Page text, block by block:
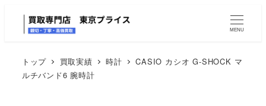
MENU
トップ 買取実績 時計
CASIO カシオ G-SHOCK マ
ルチバンド6 腕時計